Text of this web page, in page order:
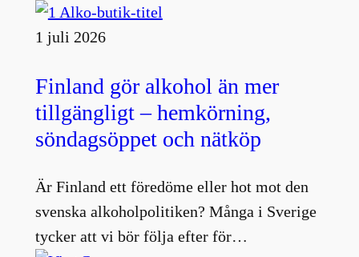
1 juli 2026
Finland gör alkohol än mer
tillgängligt – hemkörning,
söndagsöppet och nätköp
Är Finland ett föredöme eller hot mot den
svenska alkoholpolitiken? Många i Sverige
tycker att vi bör följa efter för…